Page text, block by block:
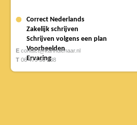
Correct Nederlands
Zakelijk schrijven
Schrijven volgens een plan
Voorbeelden
Ervaring
E contact@karindienaar.nl
T 06 479 50 238